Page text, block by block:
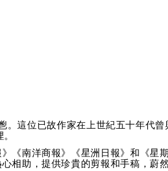
。這位已故作家在上世紀五十年代曾
《南洋商報》《星洲日報》和《星期
相助，提供珍貴的剪報和手稿，蔚